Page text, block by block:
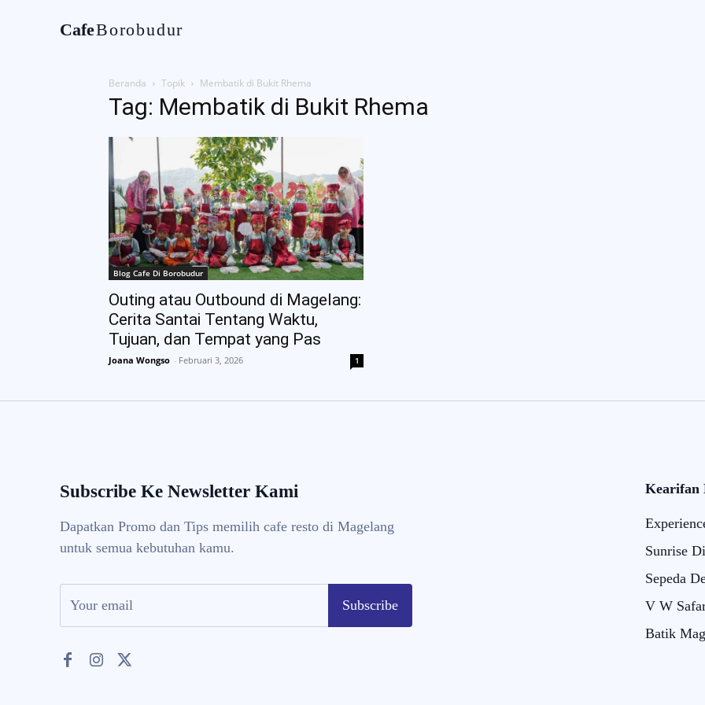
CafeBorobudur
Beranda Topik Membatik di Bukit Rhema
Tag: Membatik di Bukit Rhema
Blog Cafe Di Borobudur
Outing atau Outbound di Magelang:
Cerita Santai Tentang Waktu,
Tujuan, dan Tempat yang Pas
Joana Wongso - Februari 3, 2026 1
Subscribe Ke Newsletter Kami
Dapatkan Promo dan Tips memilih cafe resto di Magelang
untuk semua kebutuhan kamu.
Subscribe
Kearifan
Sunrise
Sepeda
V W
Batik